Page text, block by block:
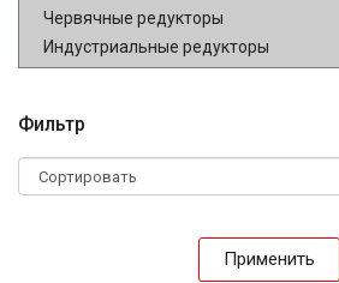
Червячные редукторы
Индустриальные редукторы
Фильтр
Применить